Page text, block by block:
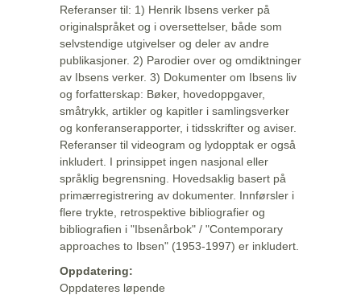
Referanser til: 1) Henrik Ibsens verker på
originalspråket og i oversettelser, både som
selvstendige utgivelser og deler av andre
publikasjoner. 2) Parodier over og omdiktninger
av Ibsens verker. 3) Dokumenter om Ibsens liv
og forfatterskap: Bøker, hovedoppgaver,
småtrykk, artikler og kapitler i samlingsverker
og konferanserapporter, i tidsskrifter og aviser.
Referanser til videogram og lydopptak er også
inkludert. I prinsippet ingen nasjonal eller
språklig begrensning. Hovedsaklig basert på
primærregistrering av dokumenter. Innførsler i
flere trykte, retrospektive bibliografier og
bibliografien i "Ibsenårbok" / "Contemporary
approaches to Ibsen" (1953-1997) er inkludert.
Oppdatering:
Oppdateres løpende